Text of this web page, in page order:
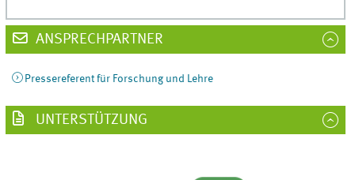
ANSPRECHPARTNER
Pressereferent für Forschung und Lehre
UNTERSTÜTZUNG